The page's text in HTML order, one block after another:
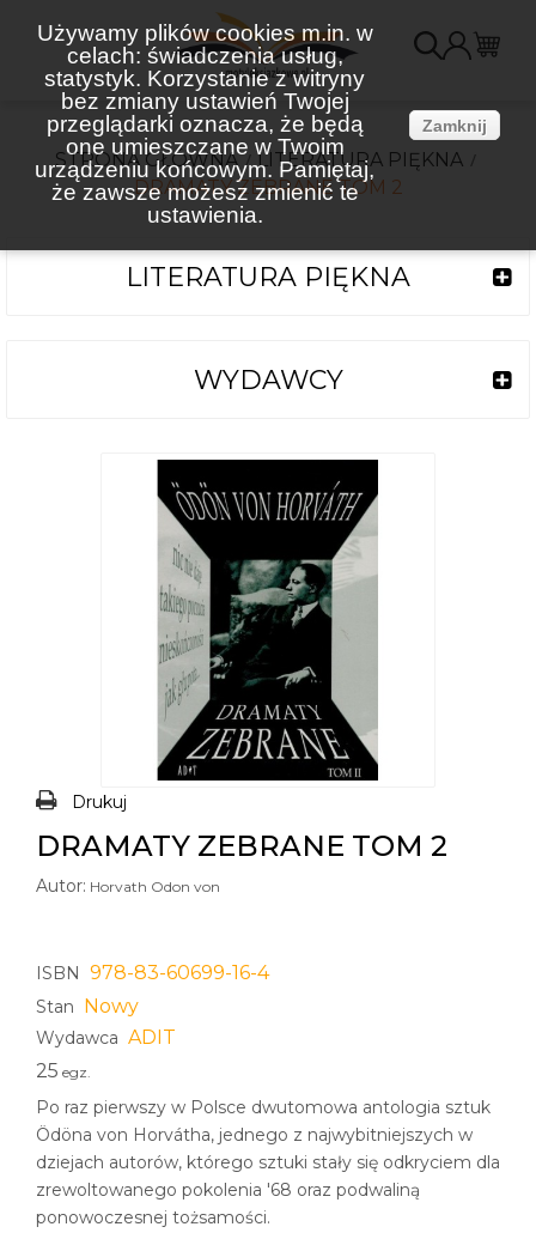
Używamy plików cookies m.in. w
celach: świadczenia usług,
statystyk. Korzystanie z witryny
bez zmiany ustawień Twojej
przeglądarki oznacza, że będą
one umieszczane w Twoim
urządzeniu końcowym. Pamiętaj,
że zawsze możesz zmienić te
ustawienia.
Zamknij
STRONA GŁÓWNA
LITERATURA PIĘKNA
DRAMATY ZEBRANE TOM 2
LITERATURA PIĘKNA
WYDAWCY
Drukuj
DRAMATY ZEBRANE TOM 2
Autor: Horvath Odon von
ISBN 978-83-60699-16-4
Stan Nowy
Wydawca ADIT
25 egz.
Po raz pierwszy w Polsce dwutomowa antologia sztuk
Ödöna von Horvátha, jednego z najwybitniejszych w
dziejach autorów, którego sztuki stały się odkryciem dla
zrewoltowanego pokolenia '68 oraz podwaliną
ponowoczesnej tożsamości.